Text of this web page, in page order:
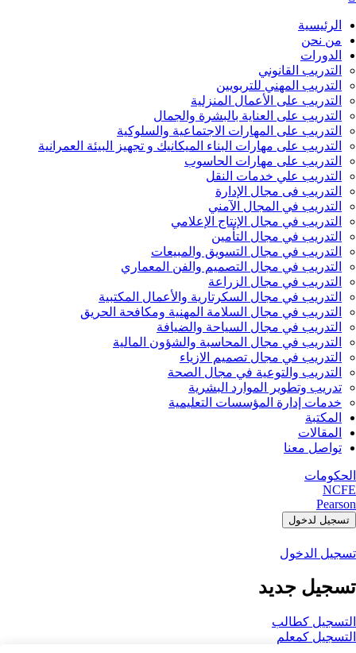
الرئيسية
من نحن
الدورات
التدريب القانوني
التدريب المهني للتربويين
التدريب على الأعمال المنزلية
التدريب على العناية بالبشرة والجمال
التدريب على المهارات الاجتماعية والسلوكية
التدريب على مهارات البناء الميكانيك و تجهيز البيئة العمرانية
التدريب على مهارات الحاسوب
التدريب علي خدمات النقل
التدريب فى مجال الإدارة
التدريب في المجال الآمني
التدريب في مجال الإنتاج الإعلامي
التدريب في مجال التأمين
التدريب في مجال التسويق والمبيعات
التدريب في مجال التصميم والفن المعماري
التدريب في مجال الزراعة
التدريب في مجال السكرتارية والأعمال المكتبية
التدريب في مجال السلامة المهنية ومكافحة الحريق
التدريب في مجال السياحة والضيافة
التدريب في مجال المحاسبة والشؤون المالية
التدريب في مجال تصميم الازياء
التدريب والتوعية في مجال الصحة
تدريب وتطوير الموارد البشرية
خدمات إدارة المؤسسات التعليمية
المكتبة
المقالات
تواصل معنا
الحكومات
NCFE
Pearson
تسجيل لدخول
تسجيل الدخول
تسجيل جديد
التسجيل كطالب
التسجيل كمعلم